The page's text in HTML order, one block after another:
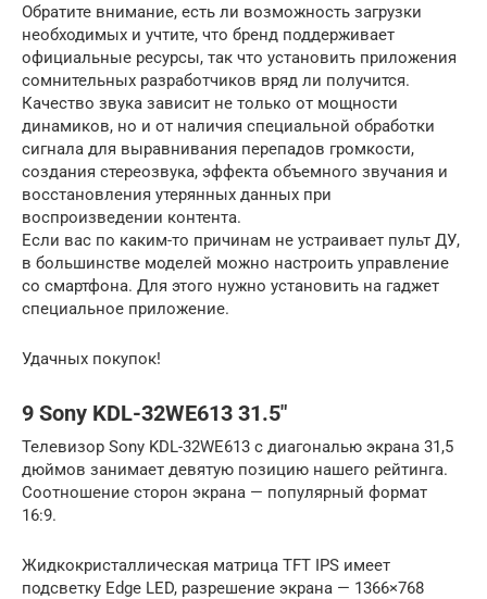
Обратите внимание, есть ли возможность загрузки
необходимых и учтите, что бренд поддерживает
официальные ресурсы, так что установить приложения
сомнительных разработчиков вряд ли получится.
Качество звука зависит не только от мощности
динамиков, но и от наличия специальной обработки
сигнала для выравнивания перепадов громкости,
создания стереозвука, эффекта объемного звучания и
восстановления утерянных данных при
воспроизведении контента.
Если вас по каким-то причинам не устраивает пульт ДУ,
в большинстве моделей можно настроить управление
со смартфона. Для этого нужно установить на гаджет
специальное приложение.
Удачных покупок!
9 Sony KDL-32WE613 31.5″
Телевизор Sony KDL-32WE613 с диагональю экрана 31,5
дюймов занимает девятую позицию нашего рейтинга.
Соотношение сторон экрана — популярный формат
16:9.
Жидкокристаллическая матрица TFT IPS имеет
подсветку Edge LED, разрешение экрана — 1366×768